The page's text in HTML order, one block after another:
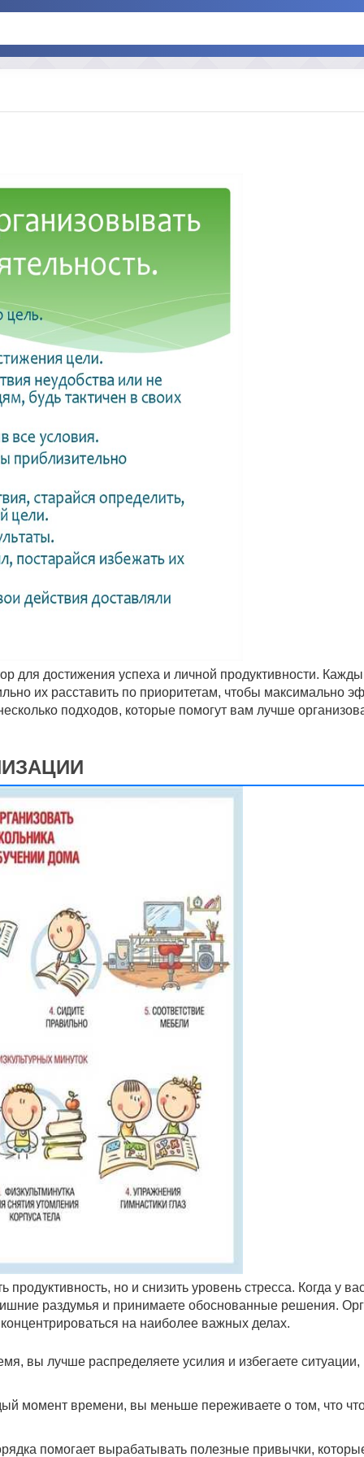
для достижения успеха и личной продуктивности.
их расставить по приоритетам, чтобы максимально
подходов, которые помогут вам лучше
но и снизить уровень стресса. Когда у
раздумья и принимаете обоснованные решения.
на наиболее важных делах.
вы лучше распределяете усилия и избегаете ситуации,
момент времени, вы меньше переживаете о том, что
помогает вырабатывать полезные привычки,